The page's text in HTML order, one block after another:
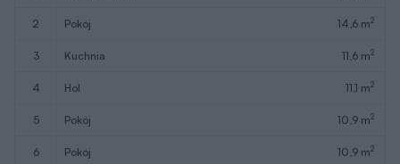
2 pokój 14,6 m2
3 kuchnia 11,6 m2
4 hol 11,1 m2
5 pokój 10,9 m2
6 pokój 10,9 m2